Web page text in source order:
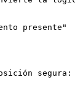
presente"
segura: